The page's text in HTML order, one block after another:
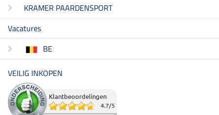
KRAMER PAARDENSPORT
Vacatures
BE
VEILIG INKOPEN
Klantbeoordelingen
4.7/5